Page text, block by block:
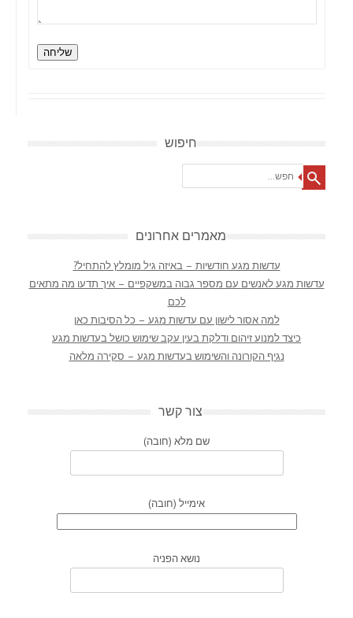
שליחה
חיפוש
מאמרים אחרונים
עדשות מגע חודשיות – באיזה גיל מומלץ להתחיל?
עדשות מגע לאנשים עם מספר גבוה במשקפיים – איך תדעו מה מתאים
לכם
למה אסור לישון עם עדשות מגע – כל הסיבות כאן
כיצד למנוע זיהום ודלקת בעין עקב שימוש כושל בעדשות מגע
נגיף הקורונה והשימוש בעדשות מגע – סקירה מלאה
צור קשר
שם מלא (חובה)
אימייל (חובה)
נושא הפניה